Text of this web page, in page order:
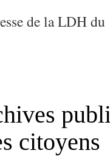
de la LDH
citoyens